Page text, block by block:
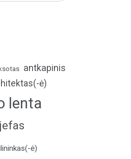
antkapinis
ė)
lenta
ė)